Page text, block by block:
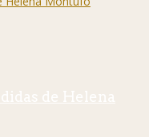
de Helena